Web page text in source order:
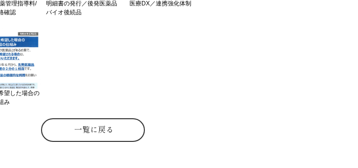
管理指導料/
確認
明細書の発行／後発医薬品
バイオ後続品
医療DX／連携強化体制
望した場合の
み
一覧に戻る